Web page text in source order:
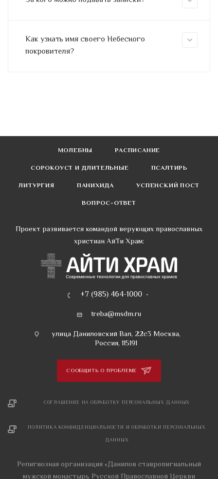
Как узнать имя своего Небесного
покровителя?
МОЛЕБНЫ
РАСПИСАНИЕ
СОРОКОУСТ И ДЛИТЕЛЬНЫЕ
ПСАЛТИРЬ
ЛИТУРГИЯ
ПАНИХИДА
УСПЕНСКИЙ ПОСТ
ВОПРОС-ОТВЕТ
Проект развивается командой верующих православных
христиан АйТи Храм:
+7 (985) 464-1000
treba@msdm.ru
улица Даниловский Вал, 22с3 Москва,
Россия, 115191
СООБЩИТЬ О ПРОБЛЕМЕ
СОГЛАШЕНИЕ НА ОБРАБОТКУ ПЕРСОНАЛЬНЫХ ДАННЫХ
ПОЛИТИКА КОНФИДЕНЦИАЛЬНОСТИ И ОБРАБОТКИ ПЕРСОНАЛЬНЫХ
ДАННЫХ
Религиозная организация «Данилов ставропигиальный